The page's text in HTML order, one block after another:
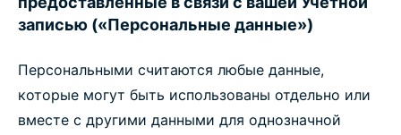
записью («Персональные данные»)
Персональными считаются любые данные,
которые могут быть использованы отдельно или
вместе с другими данными для однозначной